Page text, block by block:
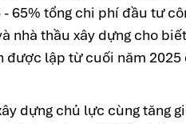
65% tổng chi phí đầu tư
nhà thầu xây dựng cho
được lập từ cuối năm 2025
dựng chủ lực cùng tăng